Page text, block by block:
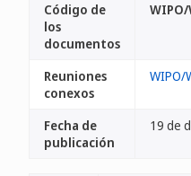
Código de
los
documentos
WIPO/
Reuniones
conexos
WIPO/
Fecha de
publicación
19 de